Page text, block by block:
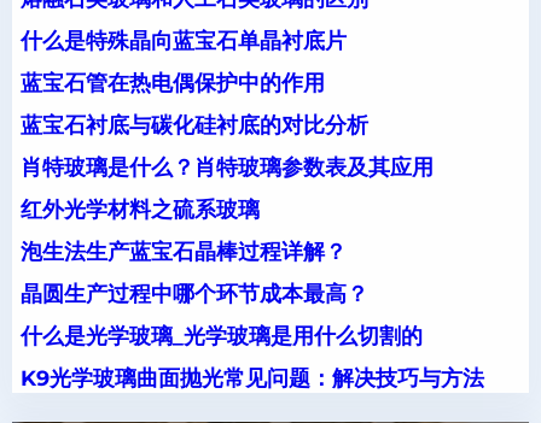
什么是特殊晶向蓝宝石单晶衬底片
蓝宝石管在热电偶保护中的作用
蓝宝石衬底与碳化硅衬底的对比分析
肖特玻璃是什么？肖特玻璃参数表及其应用
红外光学材料之硫系玻璃
泡生法生产蓝宝石晶棒过程详解？
晶圆生产过程中哪个环节成本最高？
什么是光学玻璃_光学玻璃是用什么切割的
K9光学玻璃曲面抛光常见问题：解决技巧与方法